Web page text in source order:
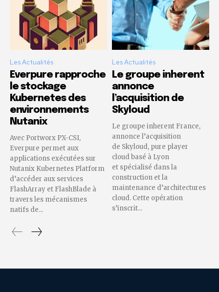
Les Actualités
Everpure rapproche
le stockage
Kubernetes des
environnements
Nutanix
Avec Portworx PX-CSI,
Everpure permet aux
applications exécutées sur
Nutanix Kubernetes Platform
d’accéder aux services
FlashArray et FlashBlade à
travers les mécanismes
natifs de...
Les Actualités
Le groupe inherent
annonce
l’acquisition de
Skyloud
Le groupe inherent France,
annonce l’acquisition
de Skyloud, pure player
cloud basé à Lyon
et spécialisé dans la
construction et la
maintenance d’architectures
cloud. Cette opération
s’inscrit...